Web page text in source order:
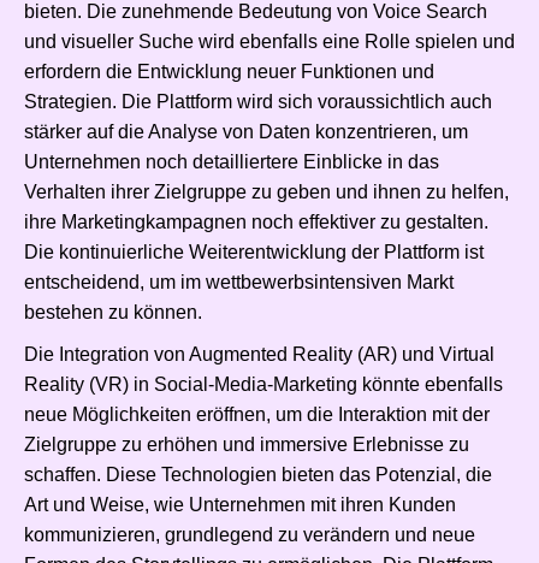
bieten. Die zunehmende Bedeutung von Voice Search
und visueller Suche wird ebenfalls eine Rolle spielen und
erfordern die Entwicklung neuer Funktionen und
Strategien. Die Plattform wird sich voraussichtlich auch
stärker auf die Analyse von Daten konzentrieren, um
Unternehmen noch detailliertere Einblicke in das
Verhalten ihrer Zielgruppe zu geben und ihnen zu helfen,
ihre Marketingkampagnen noch effektiver zu gestalten.
Die kontinuierliche Weiterentwicklung der Plattform ist
entscheidend, um im wettbewerbsintensiven Markt
bestehen zu können.
Die Integration von Augmented Reality (AR) und Virtual
Reality (VR) in Social-Media-Marketing könnte ebenfalls
neue Möglichkeiten eröffnen, um die Interaktion mit der
Zielgruppe zu erhöhen und immersive Erlebnisse zu
schaffen. Diese Technologien bieten das Potenzial, die
Art und Weise, wie Unternehmen mit ihren Kunden
kommunizieren, grundlegend zu verändern und neue